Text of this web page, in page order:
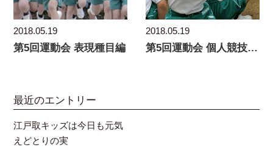
2018.05.19
第5回運動会 表現種目編
2018.05.19
第5回運動会 個人競技ほか
最近のエントリー
江戸取キッズは今日も元気
えどとりの実